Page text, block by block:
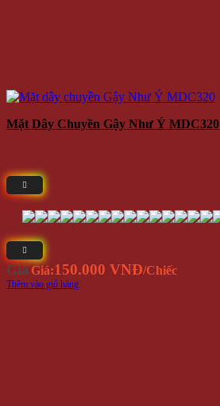
Mặt Dây Chuyền Gậy Như Ý MDC320
Giá Giá:150.000 VNĐ/Chiếc
Thêm vào giỏ hàng